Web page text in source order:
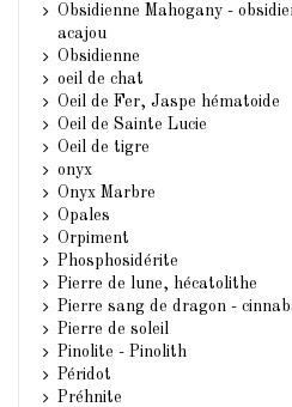
Obsidienne Mahogany -
acajou
Obsidienne
oeil de chat
Oeil de Fer, Jaspe hématoide
Oeil de Sainte Lucie
Oeil de tigre
onyx
Onyx Marbre
Opales
Orpiment
Phosphosidérite
Pierre de lune, hécatolithe
Pierre sang de dragon -
Pierre de soleil
Pinolite - Pinolith
Péridot
Préhnite